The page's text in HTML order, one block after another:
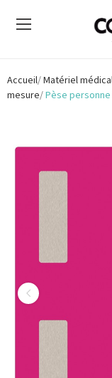
Accueil Matériel
mesure Pèse